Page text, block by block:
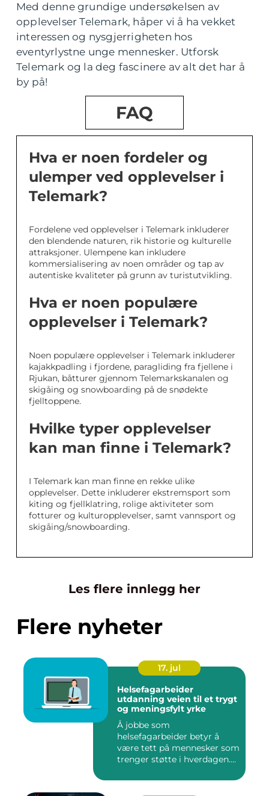
Med denne grundige undersøkelsen av
opplevelser Telemark, håper vi å ha vekket
interessen og nysgjerrigheten hos
eventyrlystne unge mennesker. Utforsk
Telemark og la deg fascinere av alt det har å
by på!
FAQ
Hva er noen fordeler og
ulemper ved opplevelser i
Telemark?
Fordelene ved opplevelser i Telemark inkluderer
den blendende naturen, rik historie og kulturelle
attraksjoner. Ulempene kan inkludere
kommersialisering av noen områder og tap av
autentiske kvaliteter på grunn av turistutvikling.
Hva er noen populære
opplevelser i Telemark?
Noen populære opplevelser i Telemark inkluderer
kajakkpadling i fjordene, paragliding fra fjellene i
Rjukan, båtturer gjennom Telemarkskanalen og
skigåing og snowboarding på de snødekte
fjelltoppene.
Hvilke typer opplevelser
kan man finne i Telemark?
I Telemark kan man finne en rekke ulike
opplevelser. Dette inkluderer ekstremsport som
kiting og fjellklatring, rolige aktiviteter som
fotturer og kulturopplevelser, samt vannsport og
skigåing/snowboarding.
Les flere innlegg her
Flere nyheter
17. jul
Helsefagarbeider
utdanning veien til et trygt
og meningsfylt yrke
Å jobbe som
helsefagarbeider betyr å
være tett på mennesker som
trenger støtte i hverdagen.